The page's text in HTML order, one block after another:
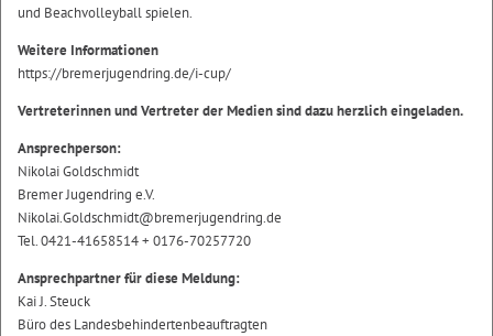
und Beachvolleyball spielen.
Weitere Informationen
https://bremerjugendring.de/i-cup/
Vertreterinnen und Vertreter der Medien sind dazu herzlich eingeladen.
Ansprechperson:
Nikolai Goldschmidt
Bremer Jugendring e.V.
Nikolai.Goldschmidt@bremerjugendring.de
Tel. 0421-41658514 + 0176-70257720
Ansprechpartner für diese Meldung:
Kai J. Steuck
Büro des Landesbehindertenbeauftragten